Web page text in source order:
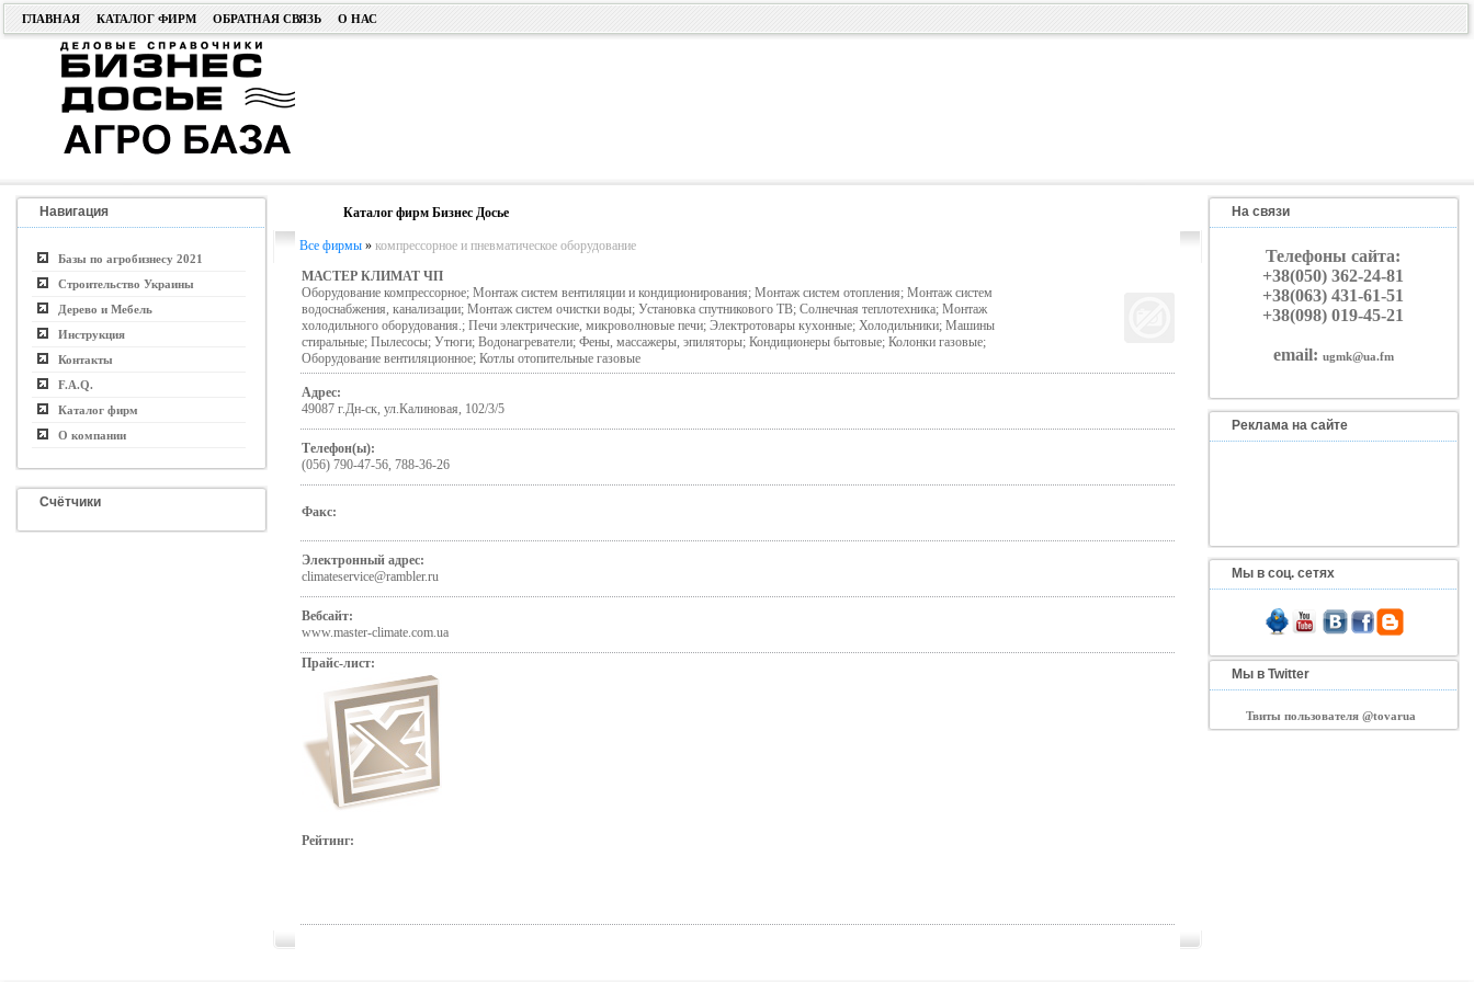
ГЛАВНАЯ КАТАЛОГ ФИРМ ОБРАТНАЯ СВЯЗЬ О НАС
Навигация
Базы по агробизнесу 2021
Строительство Украины
Дерево и Мебель
Инструкция
Контакты
F.A.Q.
Каталог фирм
О компании
Счётчики
Каталог фирм Бизнес Досье
Все фирмы» компрессорное и пневматическое оборудование
МАСТЕР КЛИМАТ ЧП
Оборудование компрессорное; Монтаж систем вентиляции и кондиционирования; Монтаж систем отопления; Монтаж систем
водоснабжения, канализации; Монтаж систем очистки воды; Установка спутникового ТВ; Солнечная теплотехника; Монтаж
холодильного оборудования.; Печи электрические, микроволновые печи; Электротовары кухонные; Холодильники; Машины
стиральные; Пылесосы; Утюги; Водонагреватели; Фены, массажеры, эпиляторы; Кондиционеры бытовые; Колонки газовые;
Оборудование вентиляционное; Котлы отопительные газовые
Адрес:
49087 г.Дн-ск, ул.Калиновая, 102/3/5
Телефон(ы):
(056) 790-47-56, 788-36-26
Факс:
Электронный адрес:
climateservice@rambler.ru
Вебсайт:
www.master-climate.com.ua
Прайс-лист:
Рейтинг:
На связи
Телефоны сайта:
+38(050) 362-24-81
+38(063) 431-61-51
+38(098) 019-45-21
email: ugmk@ua.fm
Реклама на сайте
Мы в соц. сетях
Мы в Twitter
Твиты пользователя @tovarua